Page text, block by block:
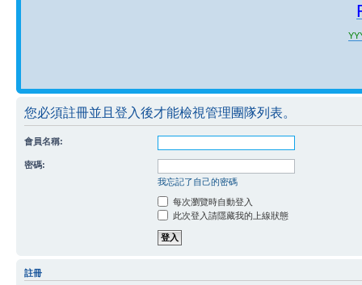
您必須註冊並且登入後才能檢視管理團隊列表。
會員名稱:
密碼:
我忘記了自己的密碼
每次瀏覽時自動登入
此次登入請隱藏我的上線狀態
註冊